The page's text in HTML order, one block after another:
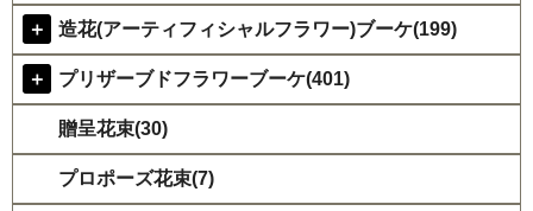
＋ 造花(アーティフィシャルフラワー)ブーケ(199)
＋ プリザーブドフラワーブーケ(401)
贈呈花束(30)
プロポーズ花束(7)